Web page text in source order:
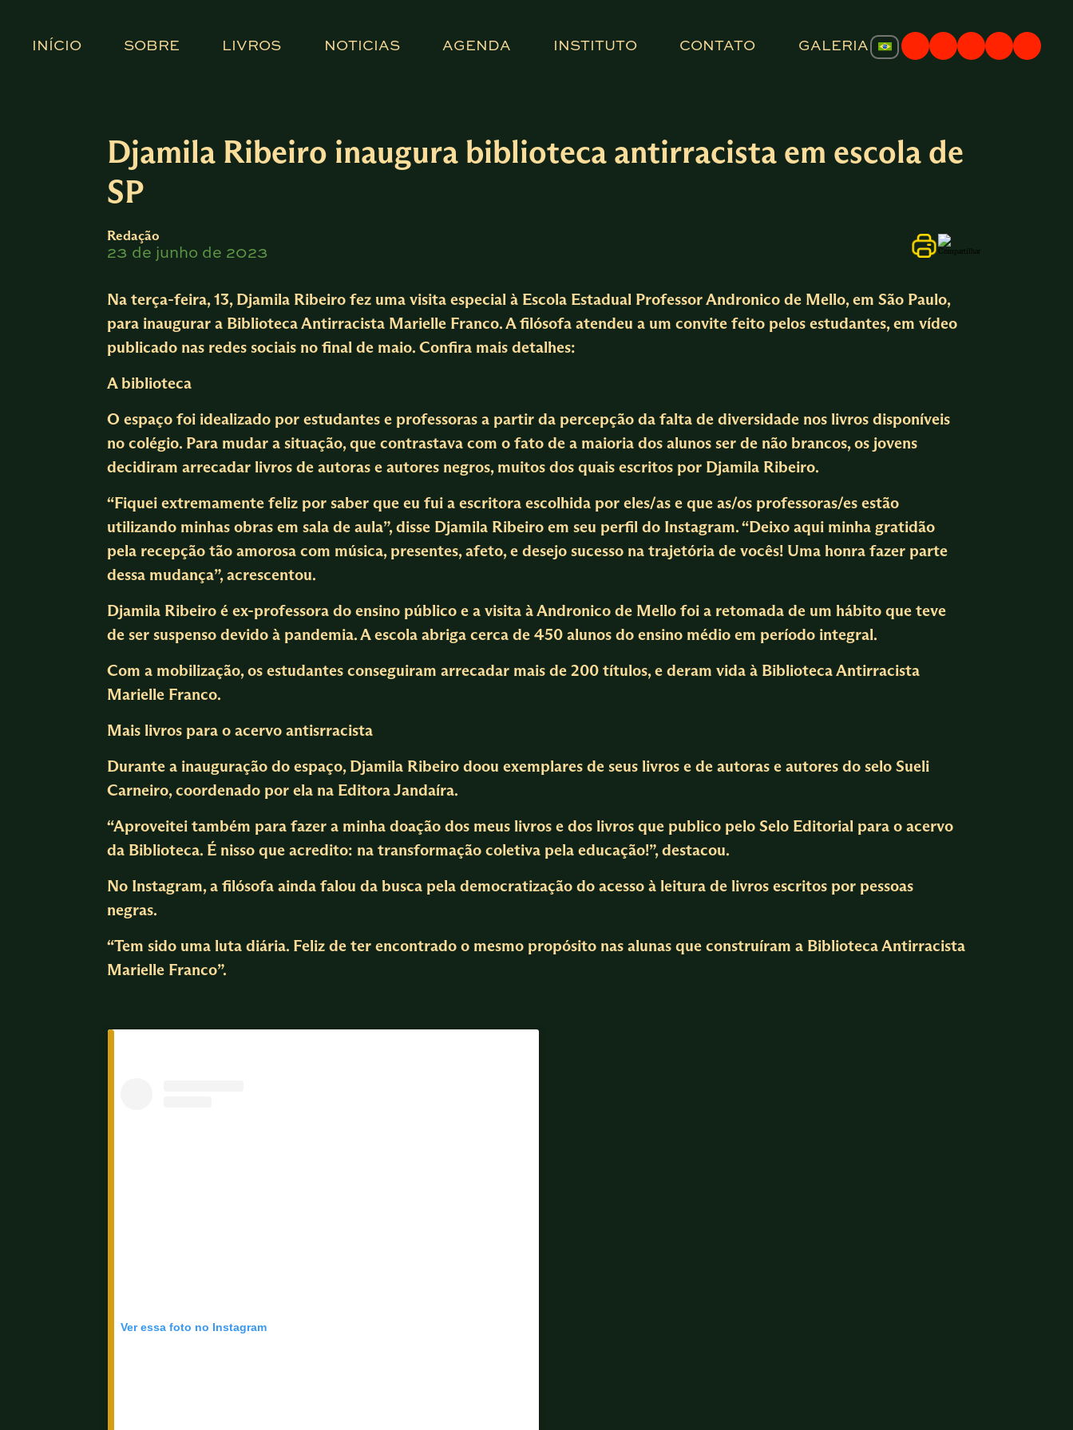
INÍCIO SOBRE LIVROS NOTICIAS AGENDA INSTITUTO CONTATO GALERIA
Djamila Ribeiro inaugura biblioteca antirracista em escola de
SP
Redação
23 de junho de 2023
Na terça-feira, 13, Djamila Ribeiro fez uma visita especial à Escola Estadual Professor Andronico de Mello, em São Paulo,
para inaugurar a Biblioteca Antirracista Marielle Franco. A filósofa atendeu a um convite feito pelos estudantes, em vídeo
publicado nas redes sociais no final de maio. Confira mais detalhes:
A biblioteca
O espaço foi idealizado por estudantes e professoras a partir da percepção da falta de diversidade nos livros disponíveis
no colégio. Para mudar a situação, que contrastava com o fato de a maioria dos alunos ser de não brancos, os jovens
decidiram arrecadar livros de autoras e autores negros, muitos dos quais escritos por Djamila Ribeiro.
“Fiquei extremamente feliz por saber que eu fui a escritora escolhida por eles/as e que as/os professoras/es estão
utilizando minhas obras em sala de aula”, disse Djamila Ribeiro em seu perfil do Instagram. “Deixo aqui minha gratidão
pela recepção tão amorosa com música, presentes, afeto, e desejo sucesso na trajetória de vocês! Uma honra fazer parte
dessa mudança”, acrescentou.
Djamila Ribeiro é ex-professora do ensino público e a visita à Andronico de Mello foi a retomada de um hábito que teve
de ser suspenso devido à pandemia. A escola abriga cerca de 450 alunos do ensino médio em período integral.
Com a mobilização, os estudantes conseguiram arrecadar mais de 200 títulos, e deram vida à Biblioteca Antirracista
Marielle Franco.
Mais livros para o acervo antisrracista
Durante a inauguração do espaço, Djamila Ribeiro doou exemplares de seus livros e de autoras e autores do selo Sueli
Carneiro, coordenado por ela na Editora Jandaíra.
“Aproveitei também para fazer a minha doação dos meus livros e dos livros que publico pelo Selo Editorial para o acervo
da Biblioteca. É nisso que acredito: na transformação coletiva pela educação!”, destacou.
No Instagram, a filósofa ainda falou da busca pela democratização do acesso à leitura de livros escritos por pessoas
negras.
“Tem sido uma luta diária. Feliz de ter encontrado o mesmo propósito nas alunas que construíram a Biblioteca Antirracista
Marielle Franco”.
Ver essa foto no Instagram